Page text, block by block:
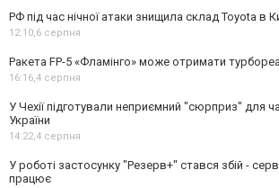
РФ під час нічної атаки знищила склад Toyota в
12:10,6 серпня
Ракета FP-5 «Фламінго» може отримати
16:16,4 серпня
У Чехії підготували неприємний "сюрприз" для
України
14:22,4 серпня
У роботі застосунку "Резерв+" стався збій -
працює